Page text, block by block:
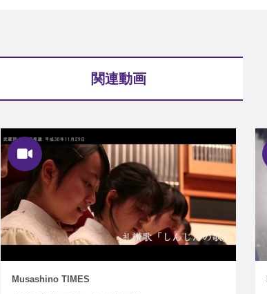
関連動画
Musashino TIMES